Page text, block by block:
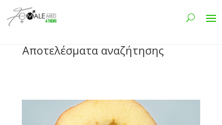
Αποτελέσματα αναζήτησης